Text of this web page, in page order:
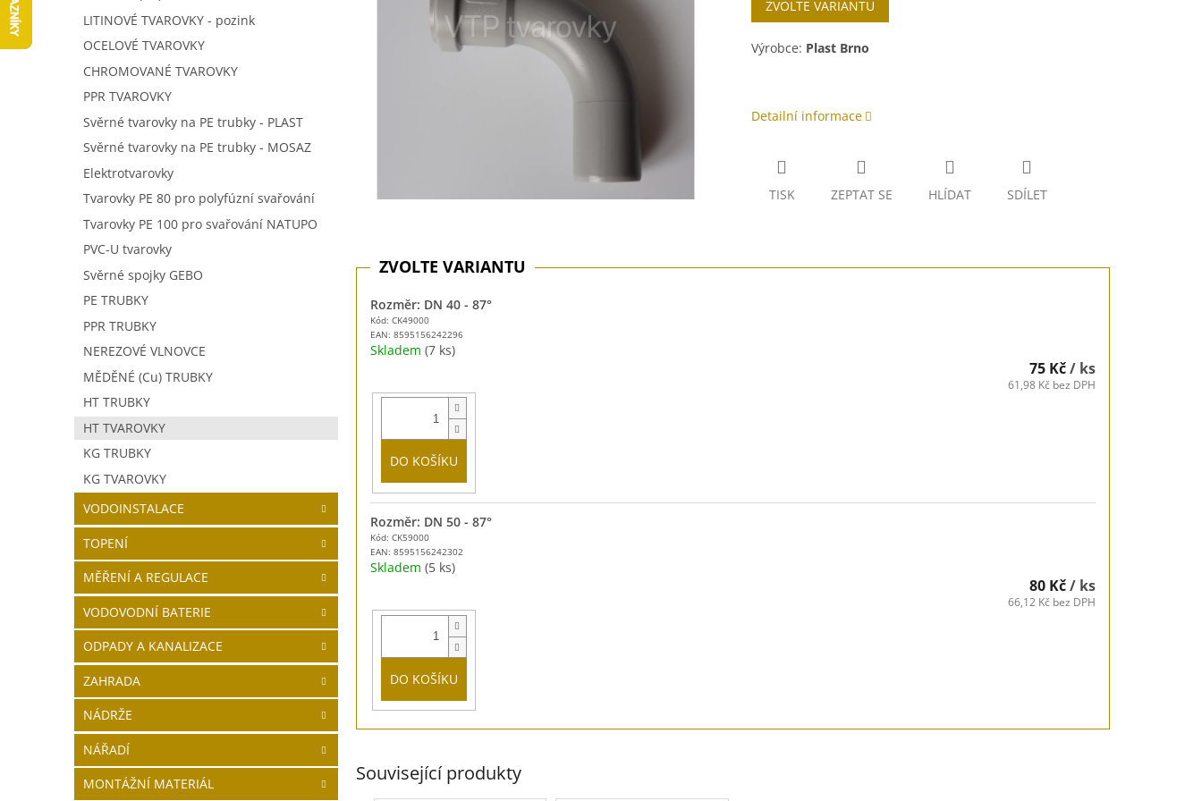
LITINOVÉ TVAROVKY - pozink
OCELOVÉ TVAROVKY
CHROMOVANÉ TVAROVKY
PPR TVAROVKY
Svěrné tvarovky na PE trubky - PLAST
Svěrné tvarovky na PE trubky - MOSAZ
Elektrotvarovky
Tvarovky PE 80 pro polyfúzní svařování
Tvarovky PE 100 pro svařování NATUPO
PVC-U tvarovky
Svěrné spojky GEBO
PE TRUBKY
PPR TRUBKY
NEREZOVÉ VLNOVCE
MĚDĚNÉ (Cu) TRUBKY
HT TRUBKY
HT TVAROVKY
KG TRUBKY
KG TVAROVKY
VODOINSTALACE
TOPENÍ
MĚŘENÍ A REGULACE
VODOVODNÍ BATERIE
ODPADY A KANALIZACE
ZAHRADA
NÁDRŽE
NÁŘADÍ
MONTÁŽNÍ MATERIÁL
cena:
ZVOLTE VARIANTU
Výrobce: Plast Brno
Detailní informace
TISK ZEPTAT SE HLÍDAT SDÍLET
Kód: CK49000
EAN: 8595156242296
Rozměr: DN 40 - 87°
Skladem (7 ks)
75 Kč/ ks
61,98 Kč bez DPH
DO KOŠÍKU
Kód: CK59000
EAN: 8595156242302
Rozměr: DN 50 - 87°
Skladem (5 ks)
80 Kč/ ks
66,12 Kč bez DPH
DO KOŠÍKU
Související produkty